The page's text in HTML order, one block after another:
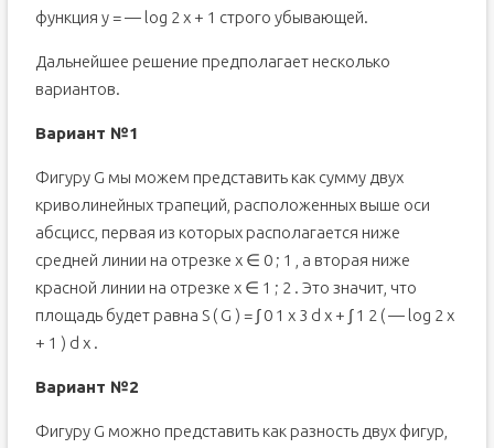
функция y = — log 2 x + 1 строго убывающей.
Дальнейшее решение предполагает несколько
вариантов.
Вариант №1
Фигуру G мы можем представить как сумму двух
криволинейных трапеций, расположенных выше оси
абсцисс, первая из которых располагается ниже
средней линии на отрезке x ∈ 0 ; 1 , а вторая ниже
красной линии на отрезке x ∈ 1 ; 2 . Это значит, что
площадь будет равна S ( G ) = ∫ 0 1 x 3 d x + ∫ 1 2 ( — log 2 x
+ 1 ) d x .
Вариант №2
Фигуру G можно представить как разность двух фигур,